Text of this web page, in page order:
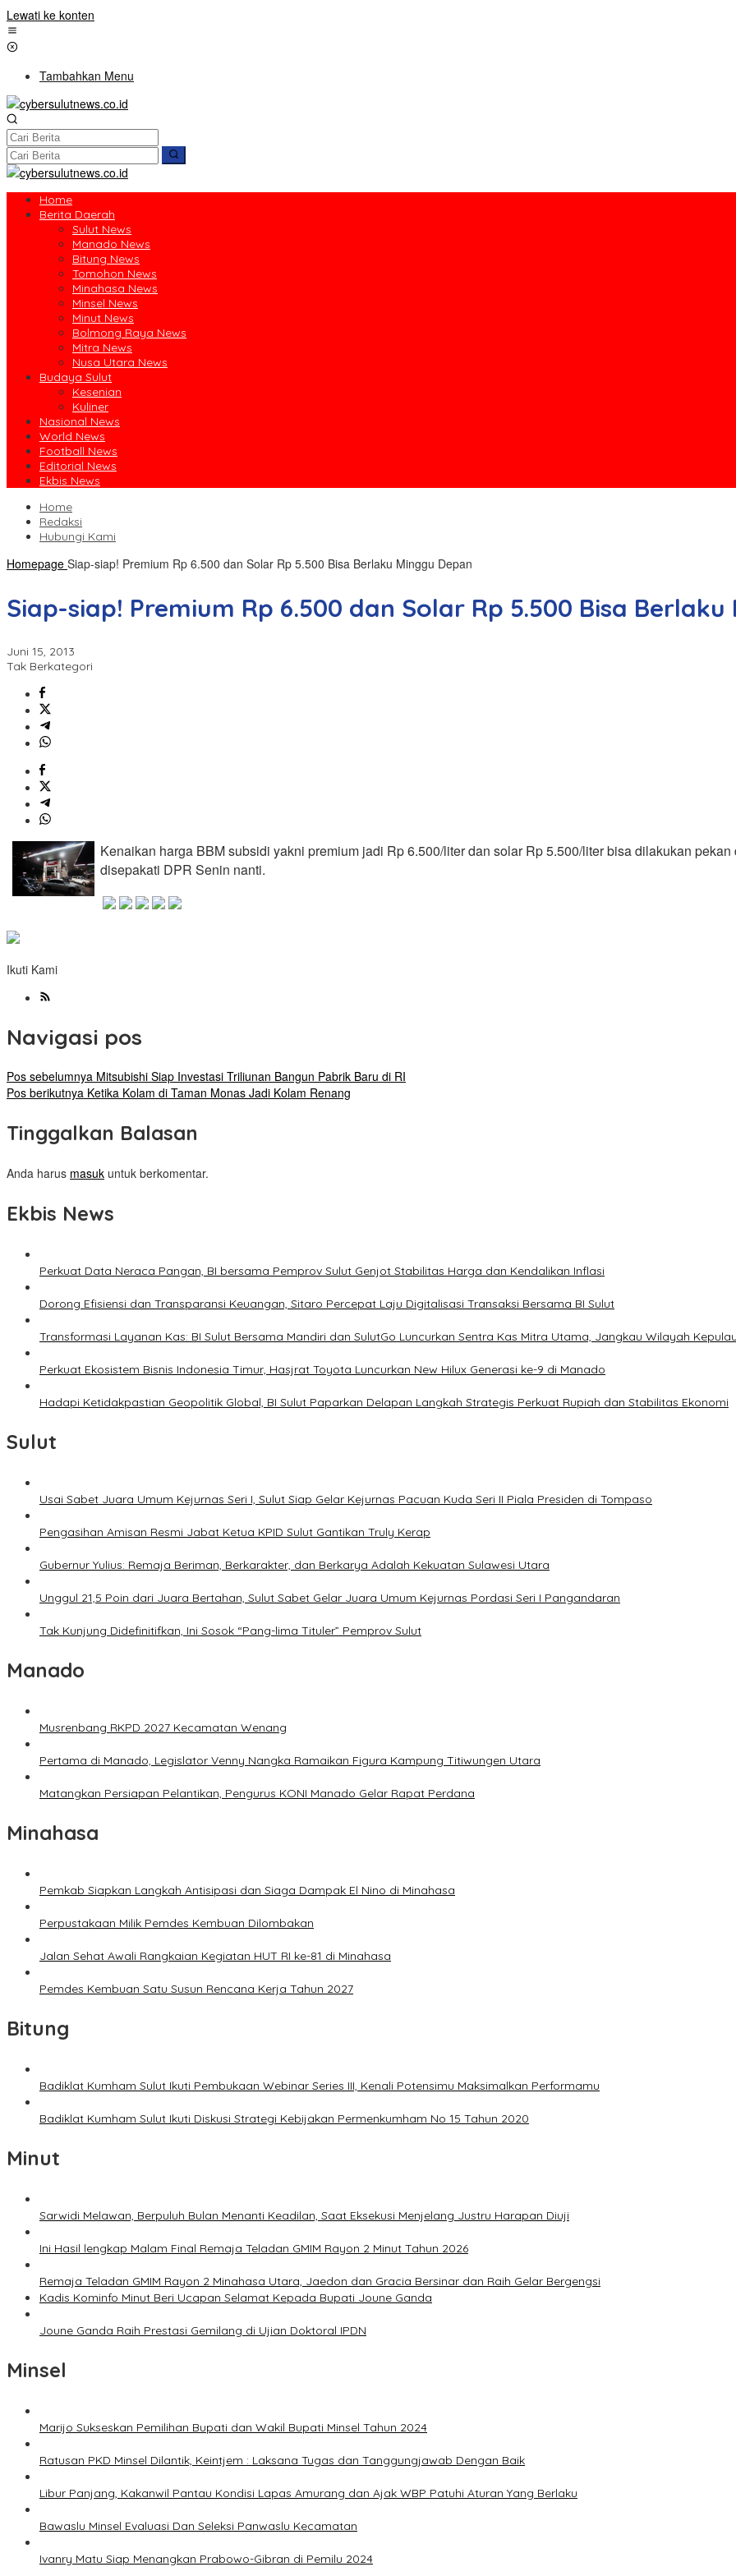
Lewati ke konten
Tambahkan Menu
Home
Berita Daerah
Sulut News
Manado News
Bitung News
Tomohon News
Minahasa News
Minsel News
Minut News
Bolmong Raya News
Mitra News
Nusa Utara News
Budaya Sulut
Kesenian
Kuliner
Nasional News
World News
Football News
Editorial News
Ekbis News
Home
Redaksi
Hubungi Kami
Homepage Siap-siap! Premium Rp 6.500 dan Solar Rp 5.500 Bisa Berlaku Minggu Depan
Siap-siap! Premium Rp 6.500 dan Solar Rp 5.500 Bisa
Juni 15, 2013
Tak Berkategori
Kenaikan harga BBM subsidi yakni premium jadi Rp 6.500/liter dan solar Rp 5.500/liter bisa dilakukan
disepakati DPR Senin nanti.
Ikuti Kami
Navigasi pos
Pos sebelumnya Mitsubishi Siap Investasi Triliunan Bangun Pabrik Baru di RI
Pos berikutnya Ketika Kolam di Taman Monas Jadi Kolam Renang
Tinggalkan Balasan
Anda harus masuk untuk berkomentar.
Ekbis News
Perkuat Data Neraca Pangan, BI bersama Pemprov Sulut Genjot Stabilitas Harga dan Kendalikan Inflasi
Dorong Efisiensi dan Transparansi Keuangan, Sitaro Percepat Laju Digitalisasi Transaksi Bersama BI Sulut
Transformasi Layanan Kas: BI Sulut Bersama Mandiri dan SulutGo Luncurkan Sentra Kas Mitra Utama, Jangkau Wilayah
Perkuat Ekosistem Bisnis Indonesia Timur, Hasjrat Toyota Luncurkan New Hilux Generasi ke-9 di Manado
Hadapi Ketidakpastian Geopolitik Global, BI Sulut Paparkan Delapan Langkah Strategis Perkuat Rupiah dan Stabilitas Ekonomi
Sulut
Usai Sabet Juara Umum Kejurnas Seri I, Sulut Siap Gelar Kejurnas Pacuan Kuda Seri II Piala Presiden di Tompaso
Pengasihan Amisan Resmi Jabat Ketua KPID Sulut Gantikan Truly Kerap
Gubernur Yulius: Remaja Beriman, Berkarakter, dan Berkarya Adalah Kekuatan Sulawesi Utara
Unggul 21,5 Poin dari Juara Bertahan, Sulut Sabet Gelar Juara Umum Kejurnas Pordasi Seri I Pangandaran
Tak Kunjung Didefinitifkan, Ini Sosok “Pang-lima Tituler” Pemprov Sulut
Manado
Musrenbang RKPD 2027 Kecamatan Wenang
Pertama di Manado, Legislator Venny Nangka Ramaikan Figura Kampung Titiwungen Utara
Matangkan Persiapan Pelantikan, Pengurus KONI Manado Gelar Rapat Perdana
Minahasa
Pemkab Siapkan Langkah Antisipasi dan Siaga Dampak El Nino di Minahasa
Perpustakaan Milik Pemdes Kembuan Dilombakan
Jalan Sehat Awali Rangkaian Kegiatan HUT RI ke-81 di Minahasa
Pemdes Kembuan Satu Susun Rencana Kerja Tahun 2027
Bitung
Badiklat Kumham Sulut Ikuti Pembukaan Webinar Series III, Kenali Potensimu Maksimalkan Performamu
Badiklat Kumham Sulut Ikuti Diskusi Strategi Kebijakan Permenkumham No 15 Tahun 2020
Minut
Sarwidi Melawan, Berpuluh Bulan Menanti Keadilan, Saat Eksekusi Menjelang Justru Harapan Diuji
Ini Hasil lengkap Malam Final Remaja Teladan GMIM Rayon 2 Minut Tahun 2026
Remaja Teladan GMIM Rayon 2 Minahasa Utara, Jaedon dan Gracia Bersinar dan Raih Gelar Bergengsi
Kadis Kominfo Minut Beri Ucapan Selamat Kepada Bupati Joune Ganda
Joune Ganda Raih Prestasi Gemilang di Ujian Doktoral IPDN
Minsel
Marijo Sukseskan Pemilihan Bupati dan Wakil Bupati Minsel Tahun 2024
Ratusan PKD Minsel Dilantik, Keintjem : Laksana Tugas dan Tanggungjawab Dengan Baik
Libur Panjang, Kakanwil Pantau Kondisi Lapas Amurang dan Ajak WBP Patuhi Aturan Yang Berlaku
Bawaslu Minsel Evaluasi Dan Seleksi Panwaslu Kecamatan
Ivanry Matu Siap Menangkan Prabowo-Gibran di Pemilu 2024